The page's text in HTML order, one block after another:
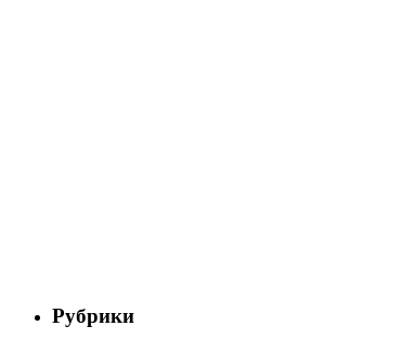
Рубрики